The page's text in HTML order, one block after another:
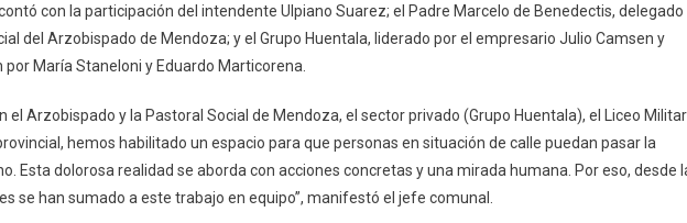
con la participación del intendente Ulpiano Suarez; el Padre Marcelo de Benedectis, delegado
del Arzobispado de Mendoza; y el Grupo Huentala, liderado por el empresario Julio Camsen y
María Staneloni y Eduardo Marticorena.
el Arzobispado y la Pastoral Social de Mendoza, el sector privado (Grupo Huentala), el Liceo Militar
hemos habilitado un espacio para que personas en situación de calle puedan pasar la
Esta dolorosa realidad se aborda con acciones concretas y una mirada humana. Por eso, desde
se han sumado a este trabajo en equipo”, manifestó el jefe comunal.